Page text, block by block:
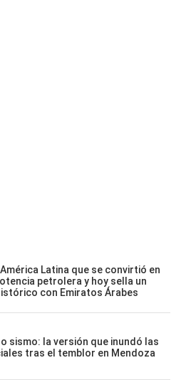
Latina que se convirtió en
petrolera y hoy sella un
con Emiratos Árabes
sismo: la versión que inundó las
tras el temblor en Mendoza